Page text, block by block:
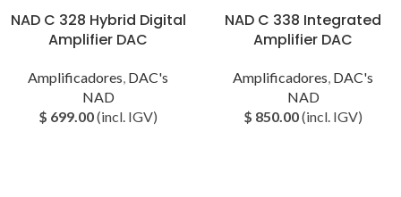
NAD C 328 Hybrid Digital
Amplifier DAC
Amplificadores, DAC's
NAD
$ 699.00(incl. IGV)
NAD C 338 Integrated
Amplifier DAC
Amplificadores, DAC's
NAD
$ 850.00(incl. IGV)